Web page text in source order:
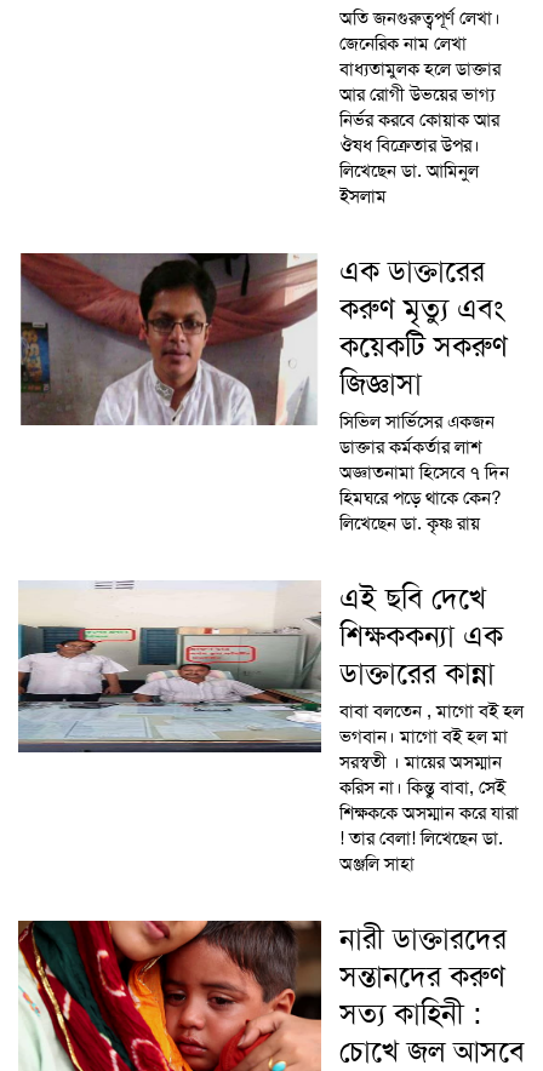
অতি জনগুরুত্বপূর্ণ লেখা।
জেনেরিক নাম লেখা
বাধ্যতামুলক হলে ডাক্তার
আর রোগী উভয়ের ভাগ্য
নির্ভর করবে কোয়াক আর
ঔষধ বিক্রেতার উপর।
লিখেছেন ডা. আমিনুল
ইসলাম
এক ডাক্তারের
করুণ মৃত্যু এবং
কয়েকটি সকরুণ
জিজ্ঞাসা
সিভিল সার্ভিসের একজন
ডাক্তার কর্মকর্তার লাশ
অজ্ঞাতনামা হিসেবে ৭ দিন
হিমঘরে পড়ে থাকে কেন?
লিখেছেন ডা. কৃষ্ণ রায়
এই ছবি দেখে
শিক্ষককন্যা এক
ডাক্তারের কান্না
বাবা বলতেন , মাগো বই হল
ভগবান। মাগো বই হল মা
সরস্বতী । মায়ের অসম্মান
করিস না। কিন্তু বাবা, সেই
শিক্ষককে অসম্মান করে যারা
! তার বেলা! লিখেছেন ডা.
অঞ্জলি সাহা
নারী ডাক্তারদের
সন্তানদের করুণ
সত্য কাহিনী :
চোখে জল আসবে